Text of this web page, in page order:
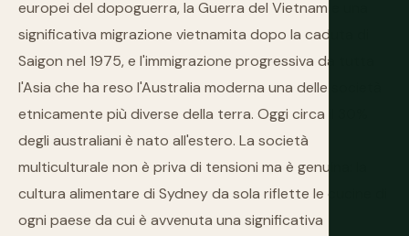
europei del dopoguerra, la Guerra del Vietnam e una
significativa migrazione vietnamita dopo la caduta di
Saigon nel 1975, e l'immigrazione progressiva da tutta
l'Asia che ha reso l'Australia moderna una delle società
etnicamente più diverse della terra. Oggi circa il 30%
degli australiani è nato all'estero. La società
multiculturale non è priva di tensioni ma è genuina: la
cultura alimentare di Sydney da sola riflette le cucine di
ogni paese da cui è avvenuta una significativa